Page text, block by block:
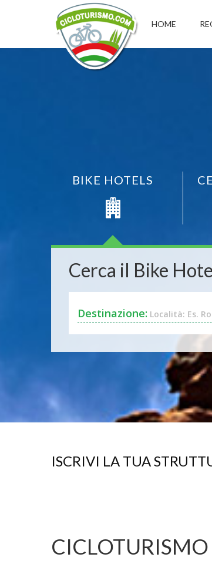
HOME
BIKE HOTELS
Cerca il Bike
Destinazione: Località: Es.
ISCRIVI LA TUA